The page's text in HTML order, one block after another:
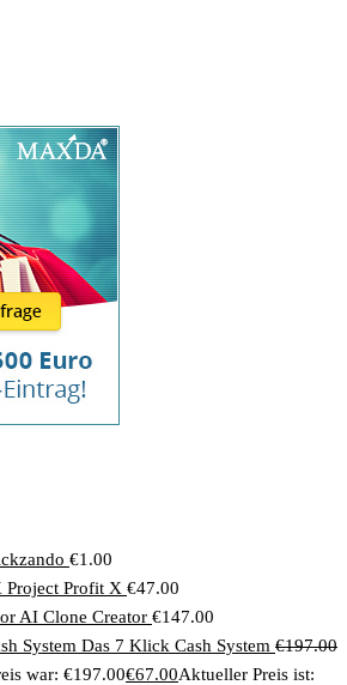
€1.00
Project Profit X €47.00
AI Clone Creator €147.00
Das 7 Klick Cash System €197.00
war: €197.00€67.00Aktueller Preis ist: